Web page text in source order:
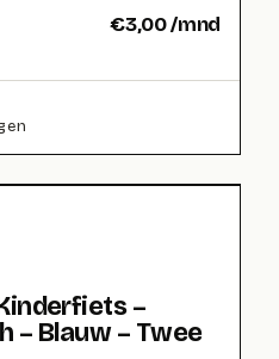
€3,00/mnd
–
– Blauw – Twee